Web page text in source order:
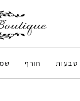
טבעות חורף